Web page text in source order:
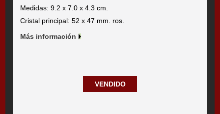
Medidas: 9.2 x 7.0 x 4.3 cm.
Cristal principal: 52 x 47 mm. ros.
Más información
VENDIDO